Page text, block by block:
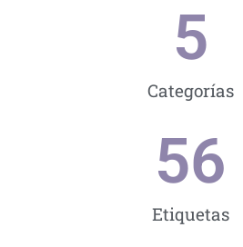
Categorías
5
Etiquetas
56